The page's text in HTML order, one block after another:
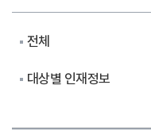
전체
대상별 인재정보